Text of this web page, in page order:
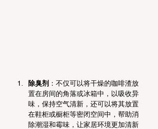
除臭剂 ：不仅可以将干燥的咖啡渣放
置在房间的角落或冰箱中，以吸收异
味，保持空气清新，还可以将其放置
在鞋柜或橱柜等密闭空间中，帮助消
除潮湿和霉味，让家居环境更加清新